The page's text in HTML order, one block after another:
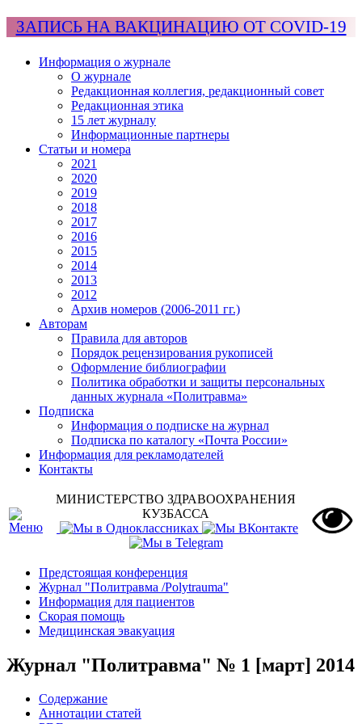
ЗАПИСЬ НА ВАКЦИНАЦИЮ ОТ COVID-19
Информация о журнале
О журнале
Редакционная коллегия, редакционный совет
Редакционная этика
15 лет журналу
Информационные партнеры
Статьи и номера
2021
2020
2019
2018
2017
2016
2015
2014
2013
2012
Архив номеров (2006-2011 гг.)
Авторам
Правила для авторов
Порядок рецензирования рукописей
Оформление библиографии
Политика обработки и защиты персональных
данных журнала «Политравма»
Подписка
Информация о подписке на журнал
Подписка по каталогу «Почта России»
Информация для рекламодателей
Контакты
МИНИСТЕРСТВО ЗДРАВООХРАНЕНИЯ
КУЗБАССА
Предстоящая конференция
Журнал "Политравма /Polytrauma"
Информация для пациентов
Скорая помощь
Медицинская эвакуация
Журнал "Политравма" № 1 [март] 2014
Содержание
Аннотации статей